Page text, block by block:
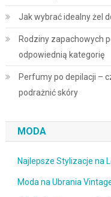
Jak wybrać idealny żel
Rodziny zapachowych
odpowiednią kategorię
Perfumy po depilacji –
podrażnić skóry
MODA
Najlepsze Stylizacje na
Moda na Ubrania